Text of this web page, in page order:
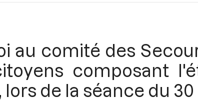
au comité des
composant
lors de la séance du